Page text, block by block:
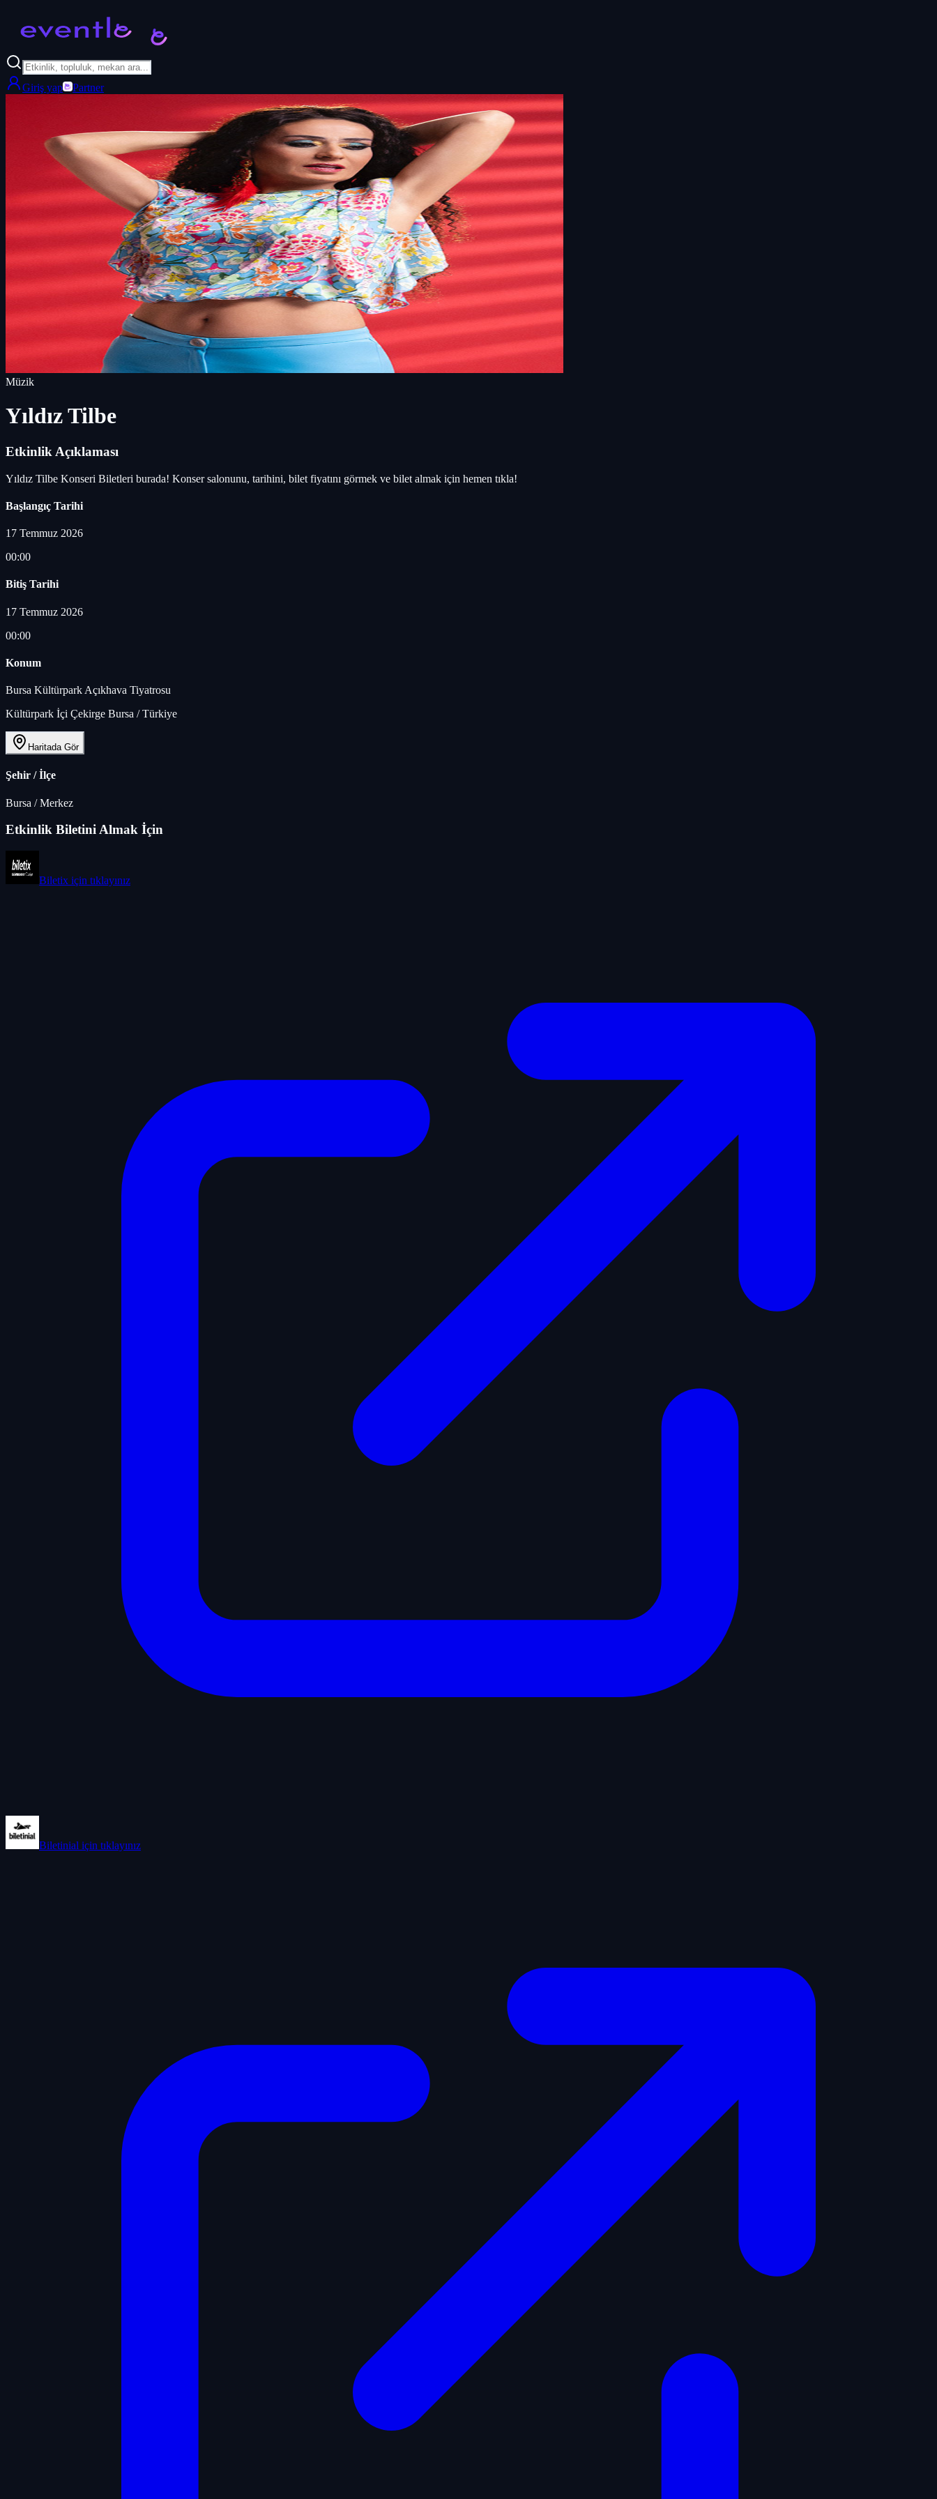
Giriş yap Partner
Müzik
Yıldız Tilbe
Etkinlik Açıklaması
Yıldız Tilbe Konseri Biletleri burada! Konser salonunu, tarihini, bilet fiyatını görmek ve bilet almak için hemen tıkla!
Başlangıç Tarihi
17 Temmuz 2026
00:00
Bitiş Tarihi
17 Temmuz 2026
00:00
Konum
Bursa Kültürpark Açıkhava Tiyatrosu
Kültürpark İçi Çekirge Bursa / Türkiye
Haritada Gör
Şehir / İlçe
Bursa /Merkez
Etkinlik Biletini Almak İçin
Biletix için tıklayınız
Biletinial için tıklayınız